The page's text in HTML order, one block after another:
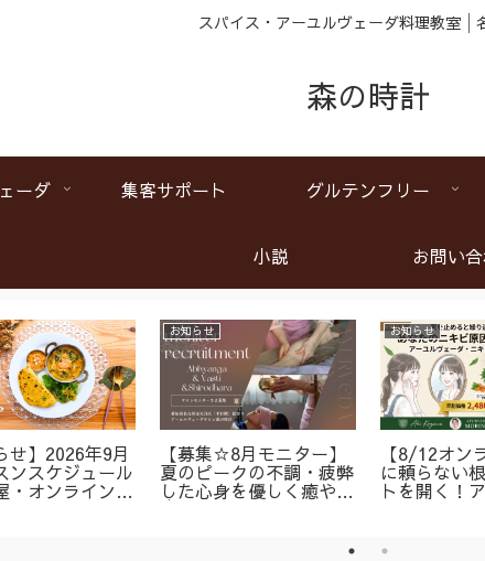
スパイス・アーユルヴェーダ料理教室│
森の時計
ーダ 集客サポート グルテンフリー
小説 お問い
せ】2026年9月
ンスケジュール
・オンラインア
お知らせ
【募集☆8月モニター】
夏のピークの不調・疲弊
した心身を優しく癒やす
お知らせ
【8/12オン
に頼らない
トを開く！
付き）